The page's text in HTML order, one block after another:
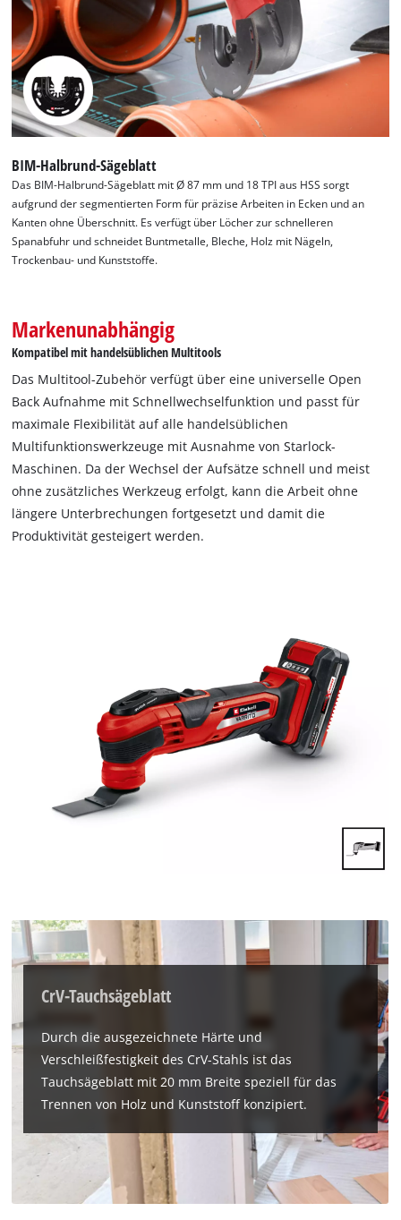
erleichtert den schnellen Wechsel der Werkzeuge für
Multitools während der Arbeit und erhöht die Produktivität.
Mit seiner durchdachten Auswahl bietet das Einhell Multitool-
Zubehör eine exzellente Basis für eine Vielzahl von Projekten.
BIM-Halbrund-Sägeblatt
Das BIM-Halbrund-Sägeblatt mit Ø 87 mm und 18 TPI aus HSS sorgt
aufgrund der segmentierten Form für präzise Arbeiten in Ecken und an
Kanten ohne Überschnitt. Es verfügt über Löcher zur schnelleren
Spanabfuhr und schneidet Buntmetalle, Bleche, Holz mit Nägeln,
Trockenbau- und Kunststoffe.
Markenunabhängig
Kompatibel mit handelsüblichen Multitools
Das Multitool-Zubehör verfügt über eine universelle Open
Back Aufnahme mit Schnellwechselfunktion und passt für
maximale Flexibilität auf alle handelsüblichen
Multifunktionswerkzeuge mit Ausnahme von Starlock-
Maschinen. Da der Wechsel der Aufsätze schnell und meist
ohne zusätzliches Werkzeug erfolgt, kann die Arbeit ohne
längere Unterbrechungen fortgesetzt und damit die
Produktivität gesteigert werden.
CrV-Tauchsägeblatt
Durch die ausgezeichnete Härte und
Verschleißfestigkeit des CrV-Stahls ist das
Tauchsägeblatt mit 20 mm Breite speziell für das
Trennen von Holz und Kunststoff konzipiert.